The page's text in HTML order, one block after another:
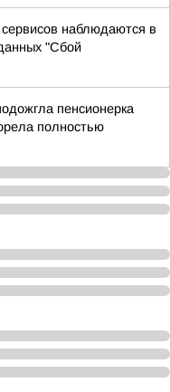
наблюдаются в
"Сбой
пенсионерка
полностью